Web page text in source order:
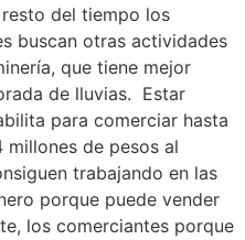
del tiempo los
buscan otras actividades
que tiene mejor
de lluvias. Estar
para comerciar hasta
millones de pesos al
trabajando en las
porque puede vender
los comerciantes porque